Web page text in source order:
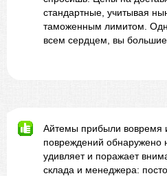
стандартные, учитывая
таможенным лимитом.
всем сердцем, вы
Айтемы прибыли вовремя
повреждений обнаружено
удивляет и поражает
склада и менеджера: